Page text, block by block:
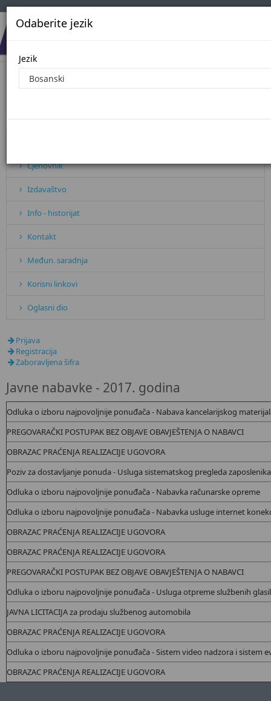
Odaberite jezik
Jezik
Javne nabavke - 2017. godina
Cjenovnik
Izdavaštvo
Info - historijat
Kontakt
Međun. saradnja
Korisni linkovi
Oglasni dio
Prijava
Registracija
Zaboravljena šifra
Javne nabavke - 2017. godina
Odluka o izboru najpovoljnije ponuđača - Nabava kancelarijskog
PREGOVARAČKI POSTUPAK BEZ OBJAVE OBAVJEŠTENJA O NABAVCI
OBRAZAC PRAĆENJA REALIZACIJE UGOVORA
Poziv za dostavljanje ponuda - Usluga sistematskog pregleda zaposlenika
Odluka o izboru najpovoljnije ponuđača - Nabavka računarske opreme
Odluka o izboru najpovoljnije ponuđača - Nabavka usluge internet
OBRAZAC PRAĆENJA REALIZACIJE UGOVORA
OBRAZAC PRAĆENJA REALIZACIJE UGOVORA
PREGOVARAČKI POSTUPAK BEZ OBJAVE OBAVJEŠTENJA O NABAVCI
Odluka o izboru najpovoljnije ponuđača - Usluga otpreme službenih
JAVNA LICITACIJA za prodaju službenog automobila
OBRAZAC PRAĆENJA REALIZACIJE UGOVORA
Odluka o izboru najpovoljnije ponuđača - Sistem video nadzora i sistem
OBRAZAC PRAĆENJA REALIZACIJE UGOVORA